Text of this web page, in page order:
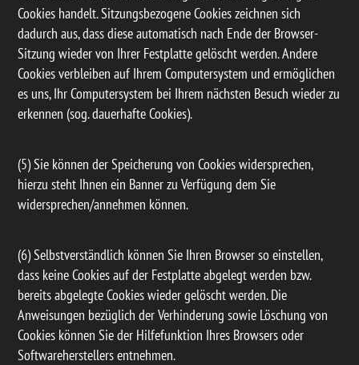
Cookies handelt. Sitzungsbezogene Cookies zeichnen sich
dadurch aus, dass diese automatisch nach Ende der Browser-
Sitzung wieder von Ihrer Festplatte gelöscht werden. Andere
Cookies verbleiben auf Ihrem Computersystem und ermöglichen
es uns, Ihr Computersystem bei Ihrem nächsten Besuch wieder zu
erkennen (sog. dauerhafte Cookies).
(5) Sie können der Speicherung von Cookies widersprechen,
hierzu steht Ihnen ein Banner zu Verfügung dem Sie
widersprechen/annehmen können.
(6) Selbstverständlich können Sie Ihren Browser so einstellen,
dass keine Cookies auf der Festplatte abgelegt werden bzw.
bereits abgelegte Cookies wieder gelöscht werden. Die
Anweisungen bezüglich der Verhinderung sowie Löschung von
Cookies können Sie der Hilfefunktion Ihres Browsers oder
Softwareherstellers entnehmen.